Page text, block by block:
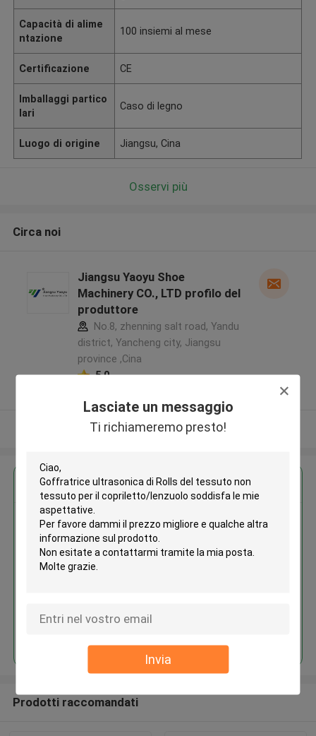
Lasciate un messaggio
Ti richiameremo presto!
Invia
Capacità di alime
ntazione
100 insiemi al mese
Certificazione CE
Imballaggi partico
lari
Caso di legno
Luogo di origine Jiangsu, Cina
Osservi più
Circa noi
Jiangsu Yaoyu Shoe
Machinery CO., LTD profilo del
produttore
No.8, zhenning salt road, Yandu
district, Yancheng city, Jiangsu
province ,Cina
5.0
Osservi più
Ottieni il miglior prezzo per
Goffratrice ultrasonica di Rolls
del tessuto non tessuto per il
copriletto/lenzuolo
Prodotti raccomandati